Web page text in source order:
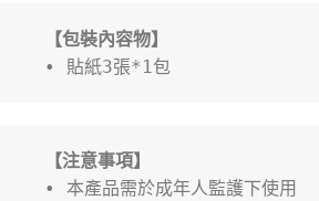
【包裝內容物】
• 貼紙3張*1包
【注意事項】
• 本產品需於成年人監護下使用